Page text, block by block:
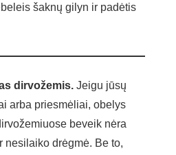
šaknų gilyn ir padėtis
dirvožemis. Jeigu jūsų
arba priesmėliai, obelys
beveik nėra
nesilaiko drėgmė. Be to,